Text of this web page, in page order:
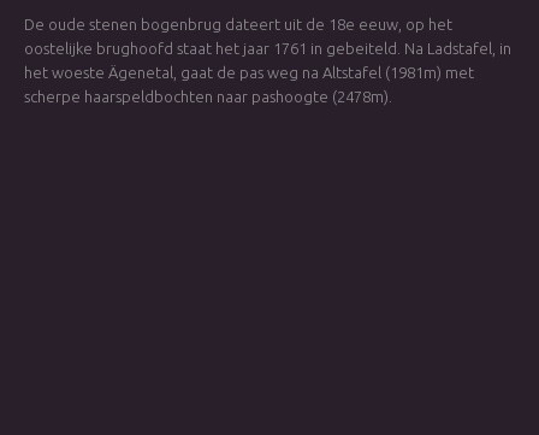
De oude stenen bogenbrug dateert uit de 18e eeuw, op het
oostelijke brughoofd staat het jaar 1761 in gebeiteld. Na Ladstafel, in
het woeste Ägenetal, gaat de pas weg na Altstafel (1981m) met
scherpe haarspeldbochten naar pashoogte (2478m).